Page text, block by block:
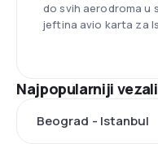
do svih aerodroma u
jeftina avio karta za
Najpopularniji
Beograd - Istanbul